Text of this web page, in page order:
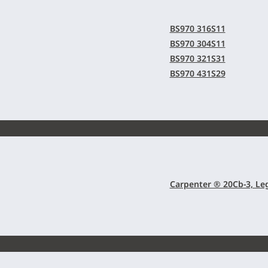
BS970 316S11
BS970 304S11
BS970 321S31
BS970 431S29
Carpenter ® 20Cb-3,